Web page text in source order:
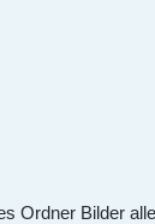
Ordner Bilder